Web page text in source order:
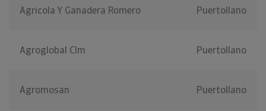
Agricola Y Ganadera Romero Puertollano
Agroglobal Clm Puertollano
Agromosan Puertollano